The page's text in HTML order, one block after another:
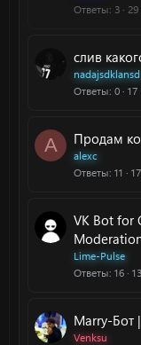
Ответы 3
слив
nadajsdklansd
Ответы 0
A Продам
alexc
Ответы 11
VK Bot for
Lime-Pulse
Ответы 16
Marry-Бот
Venksu